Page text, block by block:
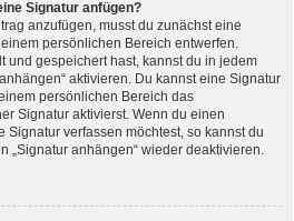
Signatur anfügen?
anzufügen, musst du zunächst eine
persönlichen Bereich entwerfen.
und gespeichert hast, kannst du in jedem
aktivieren. Du kannst eine Signatur
persönlichen Bereich das
Signatur aktivierst. Wenn du einen
verfassen möchtest, so kannst du
„Signatur anhängen“ wieder deaktivieren.